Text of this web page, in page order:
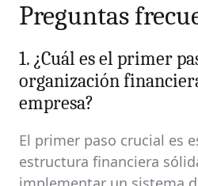
Preguntas
1. ¿Cuál es el primer
organización
empresa?
El primer paso crucial es
estructura financiera